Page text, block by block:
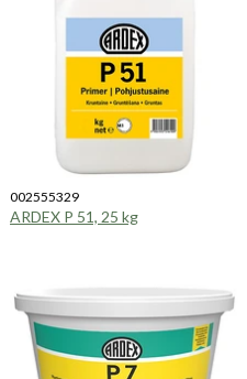
002555329
ARDEX P 51, 25 kg